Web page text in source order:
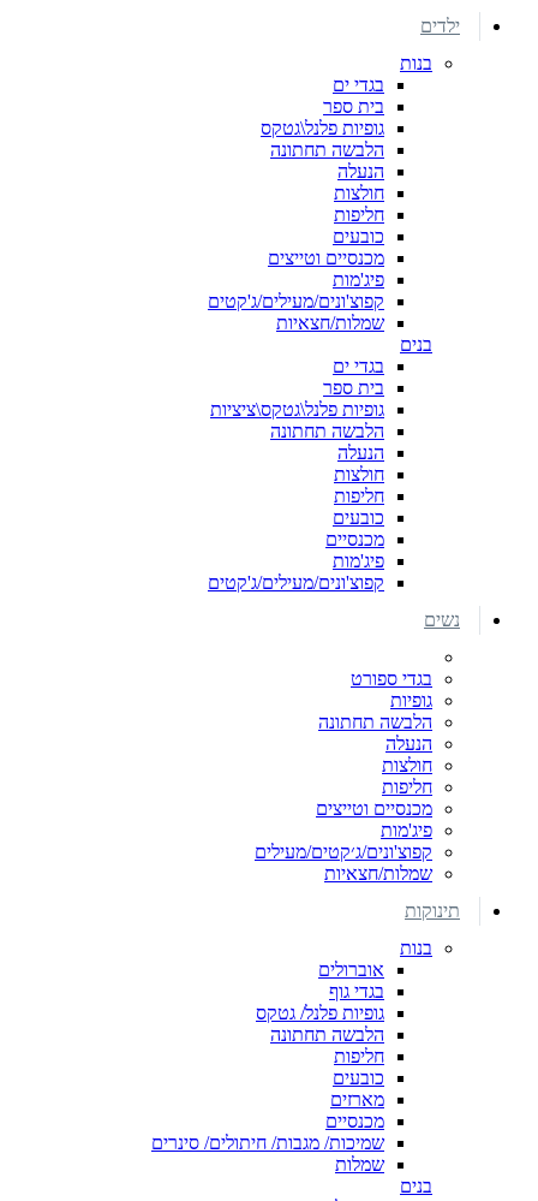
ילדים
בנות
בגדי ים
בית ספר
גופיות פלנל\גטקס
הלבשה תחתונה
הנעלה
חולצות
חליפות
כובעים
מכנסיים וטייצים
פיג'מות
קפוצ'ונים/מעילים/ג'קטים
שמלות/חצאיות
בנים
בגדי ים
בית ספר
גופיות פלנל\גטקס\ציציות
הלבשה תחתונה
הנעלה
חולצות
חליפות
כובעים
מכנסיים
פיג'מות
קפוצ'ונים/מעילים/ג'קטים
נשים
בגדי ספורט
גופיות
הלבשה תחתונה
הנעלה
חולצות
חליפות
מכנסיים וטייצים
פיג'מות
קפוצ'ונים/ג׳קטים/מעילים
שמלות/חצאיות
תינוקות
בנות
אוברולים
בגדי גוף
גופיות פלנל/ גטקס
הלבשה תחתונה
חליפות
כובעים
מארזים
מכנסיים
שמיכות/ מגבות/ חיתולים/ סינרים
שמלות
בנים